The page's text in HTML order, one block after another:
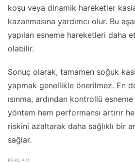
koşu veya dinamik hareketler
kazanmasına yardımcı olur. Bu
yapılan esneme hareketleri daha
olabilir.
Sonuç olarak, tamamen soğuk
yapmak genellikle önerilmez. En
ısınma, ardından kontrollü
yöntem hem performansı artırır
riskini azaltarak daha sağlıklı bir
sağlar.